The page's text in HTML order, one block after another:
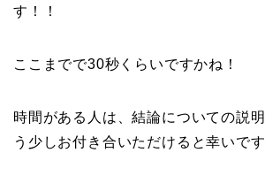
す！！
ここまでで30秒くらいですかね！
時間がある人は、結論についての説
う少しお付き合いただけると幸いです